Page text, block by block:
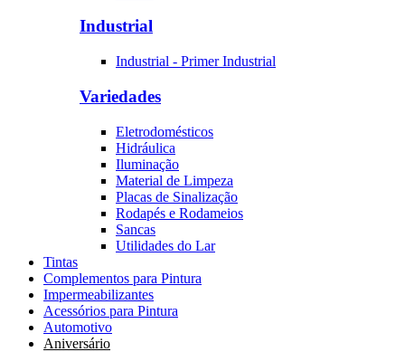
Industrial
Industrial - Primer Industrial
Variedades
Eletrodomésticos
Hidráulica
Iluminação
Material de Limpeza
Placas de Sinalização
Rodapés e Rodameios
Sancas
Utilidades do Lar
Tintas
Complementos para Pintura
Impermeabilizantes
Acessórios para Pintura
Automotivo
Aniversário